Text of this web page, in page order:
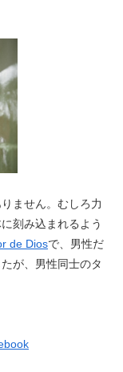
ません。むしろ力
刻み込まれるよう
de Diosで、男性だ
が、男性同士のタ